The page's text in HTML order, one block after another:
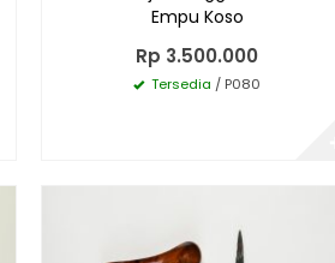
Empu Koso
Rp 3.500.000
Tersedia / P080